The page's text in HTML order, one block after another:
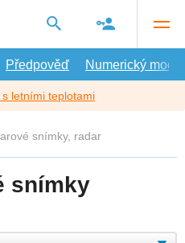
Předpověď Numerický model
letními teplotami
snímky, radar
snímky